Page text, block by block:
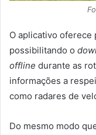
O aplicativo oferece
possibilitando o
offline durante as
informações a
como radares de
Do mesmo modo